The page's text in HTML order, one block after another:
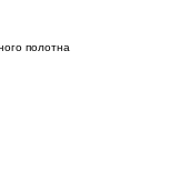
полотна